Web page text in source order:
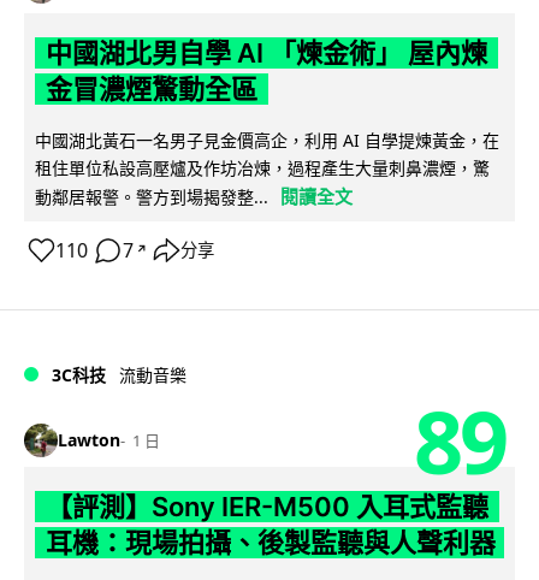
中國湖北男自學 AI 「煉金術」 屋內煉
金冒濃煙驚動全區
中國湖北黃石一名男子見金價高企，利用 AI 自學提煉黃金，在
租住單位私設高壓爐及作坊冶煉，過程產生大量刺鼻濃煙，驚
動鄰居報警。警方到場揭發整...
閱讀全文
110 7 ↗ 分享
3C科技 流動音樂
Lawton 1 日 89
【評測】Sony IER-M500 入耳式監聽
耳機：現場拍攝、後製監聽與人聲利器